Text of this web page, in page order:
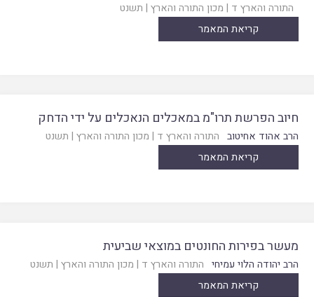
התורה והארץ ד | מכון התורה והארץ | תשנט
קריאת המאמר
חיוב הפרשת תרו"מ במאכלים הנאכלים על ידי הדחק
הרב אהוד אחיטוב התורה והארץ ד | מכון התורה והארץ | תשנט
קריאת המאמר
מעשר בפירות החונטים במוצאי שביעית
הרב יהודה הלוי עמיחי התורה והארץ ד | מכון התורה והארץ | תשנט
קריאת המאמר